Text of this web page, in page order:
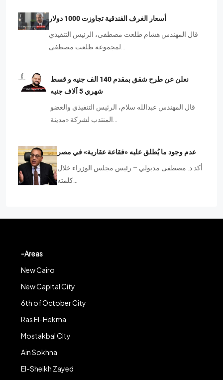
أسعار الغرف الفندقية تجاوزت 1000 دولار
قال المهندس هشام طلعت مصطفى، الرئيس التنفيذي
نعلن عن طرح شقق بمقدم 140 الف جنيه و قسط
شهري 5 آلاف جنيه
قال المهندس عبدالله سلام، الرئيس التنفيذي والعضو
عدم وجود ما يُطلق عليه «فقاعة عقارية» في مصر
أكد د. مصطفى مدبولي – رئيس مجلس الوزراء خلال
-Areas
New Cairo
New Capital City
6th of October City
Ras El-Hekma
Mostakbal City
Ain Sokhna
El-Sheikh Zayed